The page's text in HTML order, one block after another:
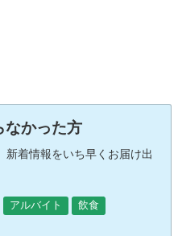
なかった方
新着情報をいち早くお届け出
アルバイト
飲食